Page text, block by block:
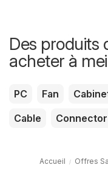
Des produits
acheter à
PC Fan
Cable
Connector
Accueil Offres